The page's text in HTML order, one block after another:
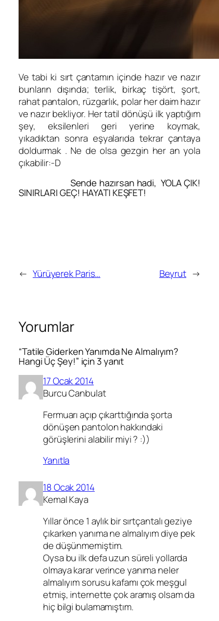
Ve tabi ki sırt çantamın içinde hazır ve nazır
bunların dışında; terlik, birkaç tişört, şort,
rahat pantalon, rüzgarlık, polar her daim hazır
ve nazır bekliyor. Her tatil dönüşü ilk yaptığım
şey, eksilenleri geri yerine koymak,
yıkadıktan sonra eşyalarıda tekrar çantaya
doldurmak . Ne de olsa gezgin her an yola
çıkabilir:-D
Sende hazırsan hadi, YOLA ÇIK!
SINIRLARI GEÇ! HAYATI KEŞFET!
← Yürüyerek Paris… Beyrut →
Yorumlar
“Tatile Giderken Yanımda Ne Almalıyım?
Hangi Üç Şey!” için 3 yanıt
17 Ocak 2014
Burcu Canbulat
Fermuarı açıp çıkarttığında şorta
dönüşen pantolon hakkındaki
görüşlerini alabilir miyi ? :))
Yanıtla
18 Ocak 2014
Kemal Kaya
Yıllar önce 1 aylık bir sırtçantalı geziye
çıkarken yanıma ne almalıyım diye pek
de düşünmemiştim.
Oysa bu ilk defa uzun süreli yollarda
olmaya karar verince yanıma neler
almalıyım sorusu kafamı çok meşgul
etmiş, internette çok aramış olsam da
hiç bilgi bulamamıştım.